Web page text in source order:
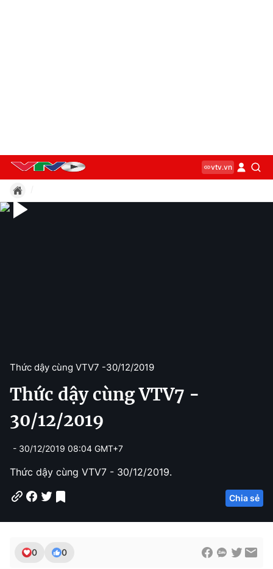
vtv.vn
Thức dậy cùng VTV7 -30/12/2019
Thức dậy cùng VTV7 -
30/12/2019
- 30/12/2019 08:04 GMT+7
Thức dậy cùng VTV7 - 30/12/2019.
Chia sẻ
0 0